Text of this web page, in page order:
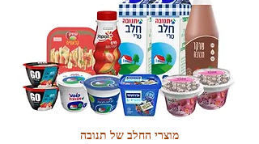
מוצרי החלב של תנובה